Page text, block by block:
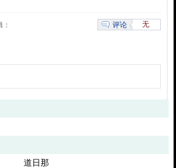
评论 无
道日那